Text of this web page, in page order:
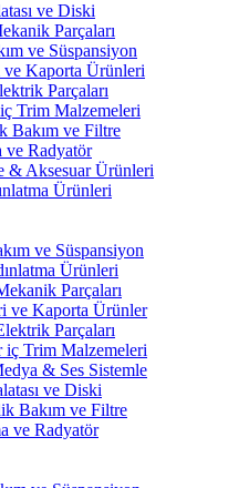
ve Diski
Parçaları
ve Süspansiyon
Kaporta Ürünleri
Parçaları
Trim Malzemeleri
Bakım ve Filtre
ve Radyatör
& Aksesuar Ürünleri
Ürünleri
ve Süspansiyon
Ürünleri
Parçaları
ve Kaporta Ürünler
Parçaları
iç Trim Malzemeleri
& Ses Sistemle
ve Diski
Bakım ve Filtre
ve Radyatör